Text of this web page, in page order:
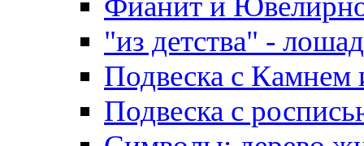
"из детства" -
Подвеска с
Подвеска с